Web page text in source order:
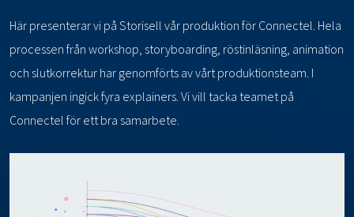
Här presenterar vi på Storisell vår produktion för Connectel. Hela
processen från workshop, storyboarding, röstinläsning, animation
och slutkorrektur har genomförts av vårt produktionsteam. I
kampanjen ingick fyra explainers. Vi vill tacka teamet på
Connectel för ett bra samarbete.